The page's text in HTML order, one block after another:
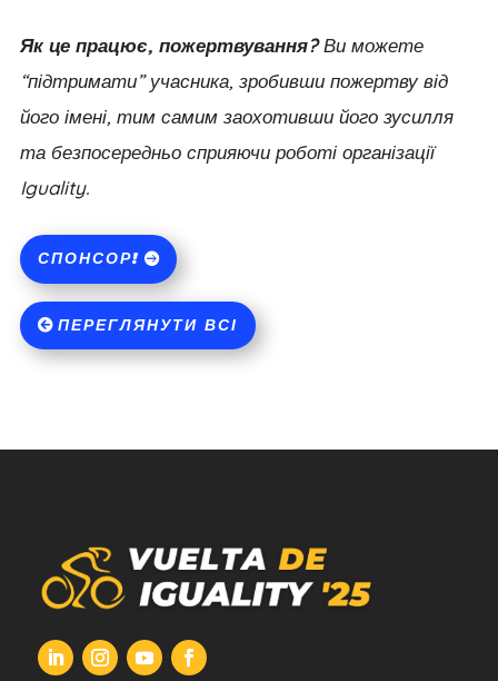
Як це працює, пожертвування?Ви можете
“підтримати” учасника, зробивши пожертву від
його імені, тим самим заохотивши його зусилля
та безпосередньо сприяючи роботі організації
Iguality.
СПОНСОР!
ПЕРЕГЛЯНУТИ ВСІ